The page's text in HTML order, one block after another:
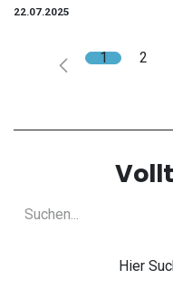
22.07.2025
1 2
Hier